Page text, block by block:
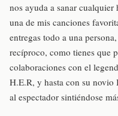
nos ayuda a sanar cualquier
una de mis canciones
entregas todo a una
recíproco, como tienes que
colaboraciones con el
H.E.R, y hasta con su novio
al espectador sintiéndose